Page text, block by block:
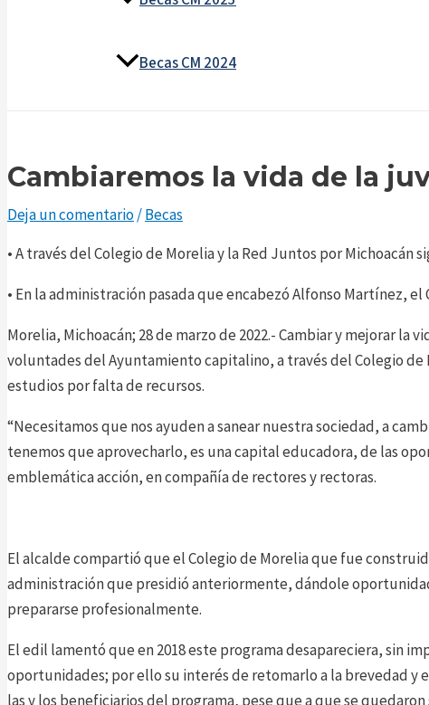
Becas CM 2024
Cambiaremos la vida de la
Deja un comentario/Becas
• A través del Colegio de Morelia y la Red Juntos por Michoacán
• En la administración pasada que encabezó Alfonso Martínez,
Morelia, Michoacán; 28 de marzo de 2022.- Cambiar y mejorar la
voluntades del Ayuntamiento capitalino, a través del Colegio de
estudios por falta de recursos.
“Necesitamos que nos ayuden a sanear nuestra sociedad, a
tenemos que aprovecharlo, es una capital educadora, de las
emblemática acción, en compañía de rectores y rectoras.
El alcalde compartió que el Colegio de Morelia que fue
administración que presidió anteriormente, dándole
prepararse profesionalmente.
El edil lamentó que en 2018 este programa desapareciera, sin
oportunidades; por ello su interés de retomarlo a la brevedad y
las y los beneficiarios del programa, pese que a que se